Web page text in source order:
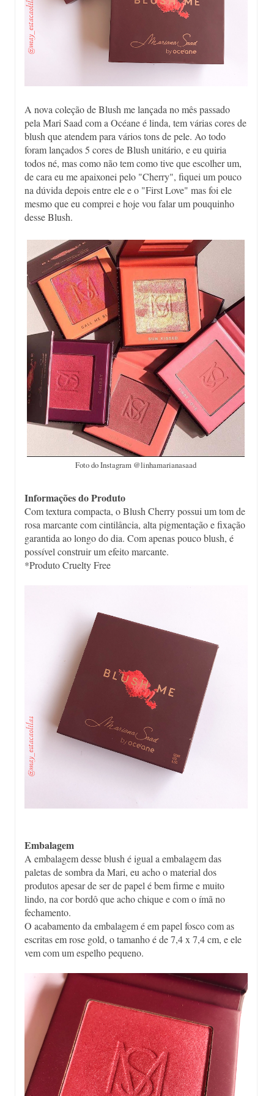
A nova coleção de Blush me lançada no mês passado
pela Mari Saad com a Océane é linda, tem várias cores de
blush que atendem para vários tons de pele. Ao todo
foram lançados 5 cores de Blush unitário, e eu quiria
todos né, mas como não tem como tive que escolher um,
de cara eu me apaixonei pelo "Cherry", fiquei um pouco
na dúvida depois entre ele e o "First Love" mas foi ele
mesmo que eu comprei e hoje vou falar um pouquinho
desse Blush.
Foto do Instagram @linhamarianasaad
Informações do Produto
Com textura compacta, o Blush Cherry possui um tom de
rosa marcante com cintilância, alta pigmentação e fixação
garantida ao longo do dia. Com apenas pouco blush, é
possível construir um efeito marcante.
*Produto Cruelty Free
Embalagem
A embalagem desse blush é igual a embalagem das
paletas de sombra da Mari, eu acho o material dos
produtos apesar de ser de papel é bem firme e muito
lindo, na cor bordô que acho chique e com o ímã no
fechamento.
O acabamento da embalagem é em papel fosco com as
escritas em rose gold, o tamanho é de 7,4 x 7,4 cm, e ele
vem com um espelho pequeno.